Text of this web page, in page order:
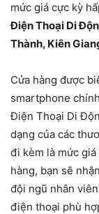
mức giá cực kỳ
Điện Thoại Di
Thành, Kiên
Cửa hàng được
smartphone
Điện Thoại Di
dạng của các
đi kèm là mức
hàng, bạn sẽ
đội ngũ nhân
điện thoại phù